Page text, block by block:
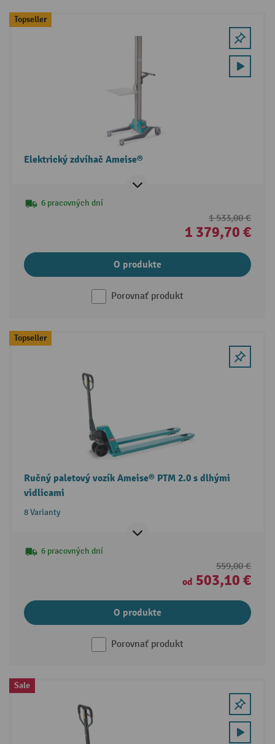
Topseller
Elektrický zdvíhač Ameise®
6 pracovných dní
1 533,00 €
1 379,70 €
O produkte
Porovnať produkt
Topseller
Ručný paletový vozík Ameise® PTM 2.0 s dlhými
vidlicami
8 Varianty
6 pracovných dní
559,00 €
od 503,10 €
O produkte
Porovnať produkt
Sale